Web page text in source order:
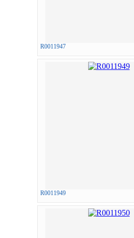
R0011947
R0011949